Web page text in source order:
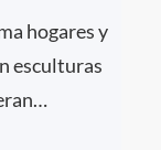
hogares y
esculturas